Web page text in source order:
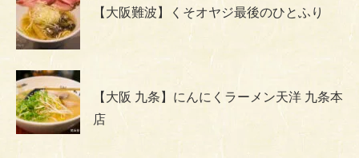
【大阪難波】くそオヤジ最後のひとふり
【大阪 九条】にんにくラーメン天洋 九条本
店